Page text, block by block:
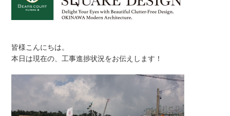
皆様こんにちは。
本日は現在の、工事進捗状況をお伝えします！